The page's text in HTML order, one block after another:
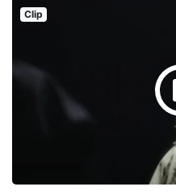
Clip